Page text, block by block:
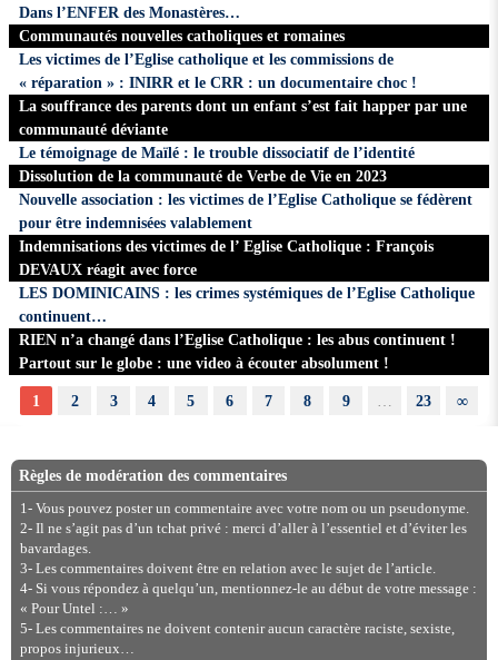
Dans l’ENFER des Monastères…
Communautés nouvelles catholiques et romaines
Les victimes de l’Eglise catholique et les commissions de
« réparation » : INIRR et le CRR : un documentaire choc !
La souffrance des parents dont un enfant s’est fait happer par une
communauté déviante
Le témoignage de Maïlé : le trouble dissociatif de l’identité
Dissolution de la communauté de Verbe de Vie en 2023
Nouvelle association : les victimes de l’Eglise Catholique se fédèrent
pour être indemnisées valablement
Indemnisations des victimes de l’ Eglise Catholique : François
DEVAUX réagit avec force
LES DOMINICAINS : les crimes systémiques de l’Eglise Catholique
continuent…
RIEN n’a changé dans l’Eglise Catholique : les abus continuent !
Partout sur le globe : une video à écouter absolument !
1 2 3 4 5 6 7 8 9 23 ∞
Règles de modération des commentaires
1- Vous pouvez poster un commentaire avec votre nom ou un pseudonyme.
2- Il ne s’agit pas d’un tchat privé : merci d’aller à l’essentiel et d’éviter les
bavardages.
3- Les commentaires doivent être en relation avec le sujet de l’article.
4- Si vous répondez à quelqu’un, mentionnez-le au début de votre message :
« Pour Untel :… »
5- Les commentaires ne doivent contenir aucun caractère raciste, sexiste,
propos injurieux…